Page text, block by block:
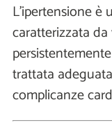
L'ipertensione è
caratterizzata
trattata
complicanze